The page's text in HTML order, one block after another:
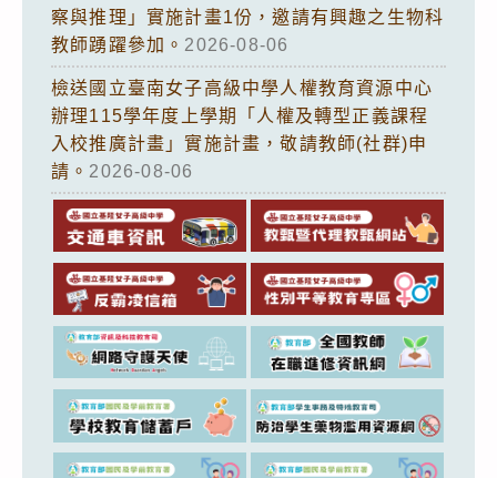
察與推理」實施計畫1份，邀請有興趣之生物科
教師踴躍參加。 2026-08-06
檢送國立臺南女子高級中學人權教育資源中心
辦理115學年度上學期「人權及轉型正義課程
入校推廣計畫」實施計畫，敬請教師(社群)申
請。 2026-08-06